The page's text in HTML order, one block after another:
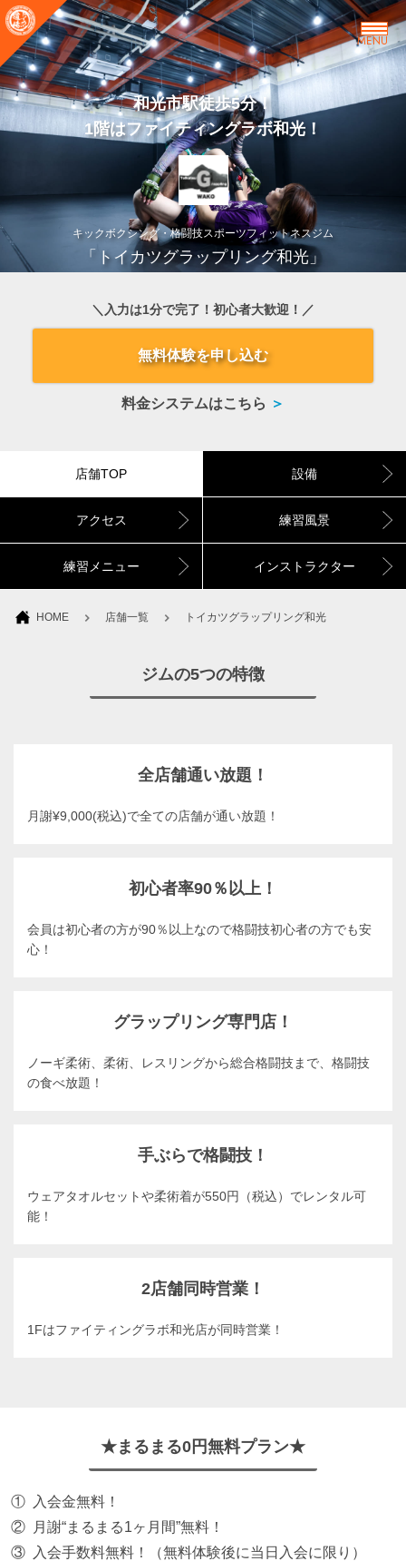
MENU
和光市駅徒歩5分！
1階はファイティングラボ和光！
キックボクシング・格闘技スポーツフィットネスジム
「トイカツグラップリング和光」
＼入力は1分で完了！初心者大歓迎！／
無料体験を申し込む
料金システムはこちら
店舗TOP 設備
アクセス 練習風景
練習メニュー インストラクター
HOME 店舗一覧 トイカツグラップリング和光
ジムの5つの特徴
全店舗通い放題！
月謝¥9,000(税込)で全ての店舗が通い放題！
初心者率90％以上！
会員は初心者の方が90％以上なので格闘技初心者の方でも安
心！
グラップリング専門店！
ノーギ柔術、柔術、レスリングから総合格闘技まで、格闘技
の食べ放題！
手ぶらで格闘技！
ウェアタオルセットや柔術着が550円（税込）でレンタル可
能！
2店舗同時営業！
1Fはファイティングラボ和光店が同時営業！
★まるまる0円無料プラン★
入会金無料！
月謝“まるまる1ヶ月間”無料！
入会手数料無料！（無料体験後に当日入会に限り）